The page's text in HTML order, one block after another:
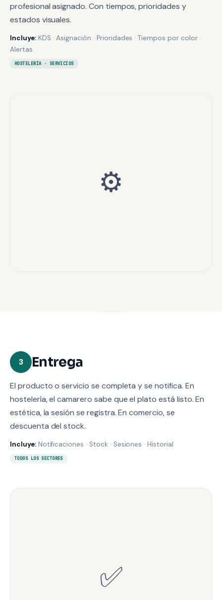
profesional asignado. Con tiempos, prioridades y
estados visuales.
Incluye:KDS · Asignación · Prioridades · Tiempos por color ·
Alertas
HOSTELERÍA · SERVICIOS
⚙️
3 Entrega
El producto o servicio se completa y se notifica. En
hostelería, el camarero sabe que el plato está listo. En
estética, la sesión se registra. En comercio, se
descuenta del stock.
Incluye:Notificaciones · Stock · Sesiones · Historial
TODOS LOS SECTORES
✅